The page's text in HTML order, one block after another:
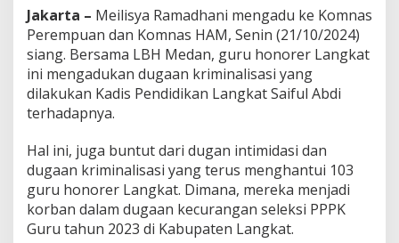
Jakarta – Meilisya Ramadhani mengadu ke Komnas
Perempuan dan Komnas HAM, Senin (21/10/2024)
siang. Bersama LBH Medan, guru honorer Langkat
ini mengadukan dugaan kriminalisasi yang
dilakukan Kadis Pendidikan Langkat Saiful Abdi
terhadapnya.
Hal ini, juga buntut dari dugan intimidasi dan
dugaan kriminalisasi yang terus menghantui 103
guru honorer Langkat. Dimana, mereka menjadi
korban dalam dugaan kecurangan seleksi PPPK
Guru tahun 2023 di Kabupaten Langkat.